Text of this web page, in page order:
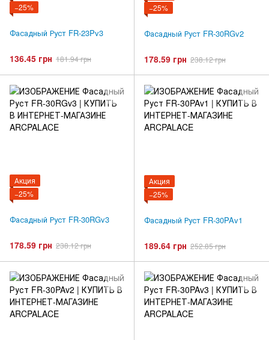
−25%
Фасадный Руст FR-23Pv3
136.45 грн 181.94 грн
−25%
Фасадный Руст FR-30RGv2
178.59 грн 238.12 грн
Акция
−25%
Фасадный Руст FR-30RGv3
178.59 грн 238.12 грн
Акция
−25%
Фасадный Руст FR-30PAv1
189.64 грн 252.85 грн